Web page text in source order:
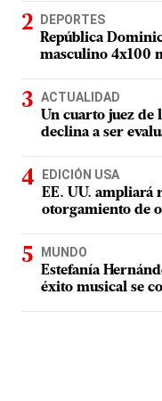
DEPORTES
República
masculino 4x100
ACTUALIDAD
Un cuarto juez de
declina a ser
EDICIÓN USA
EE. UU. ampliará
otorgamiento de
MUNDO
Estefanía
éxito musical se